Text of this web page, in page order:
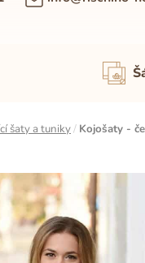
šaty a tuniky/ Kojošaty -